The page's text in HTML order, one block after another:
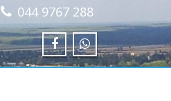
044 9767 288